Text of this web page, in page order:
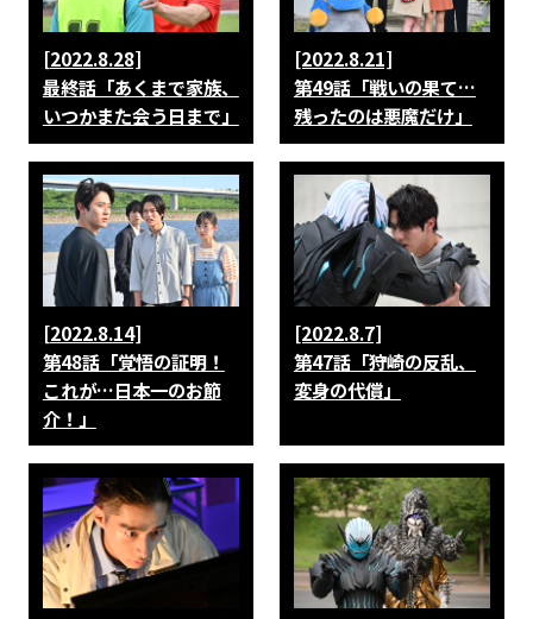
[2022.8.28]
最終話「あくまで家族、
いつかまた会う日まで」
[2022.8.21]
第49話「戦いの果て…
残ったのは悪魔だけ」
[2022.8.14]
第48話「覚悟の証明！
これが…日本一のお節
介！」
[2022.8.7]
第47話「狩崎の反乱、
変身の代償」